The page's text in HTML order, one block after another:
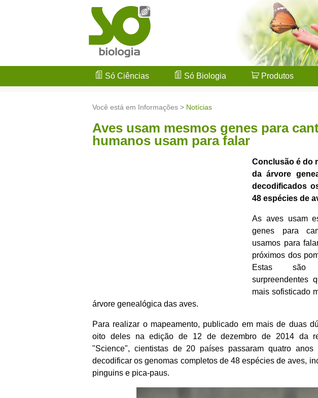
Só Ciências Só Biologia Produtos
Você está em Informações > Notícias
Aves usam mesmos genes para
humanos usam para falar
Conclusão é do
da árvore
decodificados
48 espécies de
As aves usam
genes para
usamos para
próximos dos
Estas são
surpreendentes
mais sofisticado
árvore genealógica das aves.
Para realizar o mapeamento, publicado em mais de duas
oito deles na edição de 12 de dezembro de 2014 da
"Science", cientistas de 20 países passaram quatro
decodificar os genomas completos de 48 espécies de aves,
pinguins e pica-paus.